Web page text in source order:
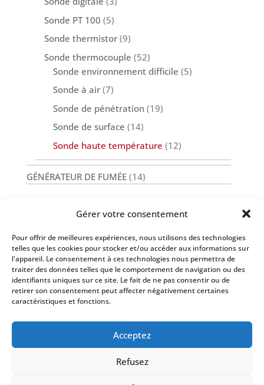
Gérer votre consentement
Pour offrir de meilleures expériences, nous utilisons des technologies
telles que les cookies pour stocker et/ou accéder aux informations sur
l'appareil. Le consentement à ces technologies nous permettra de
traiter des données telles que le comportement de navigation ou des
identifiants uniques sur ce site. Le fait de ne pas consentir ou de
retirer son consentement peut affecter négativement certaines
caractéristiques et fonctions.
Acceptez
Refusez
Sonde PT 100 (5)
Sonde thermistor (9)
Sonde thermocouple (52)
Sonde environnement difficile (5)
Sonde à air (7)
Sonde de pénétration (19)
Sonde de surface (14)
Sonde haute température (12)
GÉNÉRATEUR DE FUMÉE (14)
Nos Services